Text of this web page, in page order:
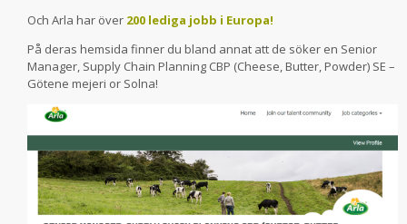
Och Arla har över 200 lediga jobb i Europa!
På deras hemsida finner du bland annat att de söker en Senior
Manager, Supply Chain Planning CBP (Cheese, Butter, Powder) SE –
Götene mejeri or Solna!